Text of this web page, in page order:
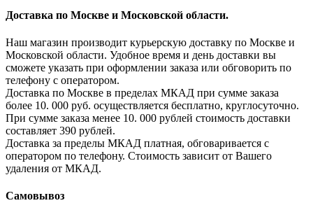
Доставка по Москве и Московской области.
Наш магазин производит курьерскую доставку по Москве и
Московской области. Удобное время и день доставки вы
сможете указать при оформлении заказа или обговорить по
телефону с оператором.
Доставка по Москве в пределах МКАД при сумме заказа
более 10. 000 руб. осуществляется бесплатно, круглосуточно.
При сумме заказа менее 10. 000 рублей стоимость доставки
составляет 390 рублей.
Доставка за пределы МКАД платная, обговаривается с
оператором по телефону. Стоимость зависит от Вашего
удаления от МКАД.
Самовывоз